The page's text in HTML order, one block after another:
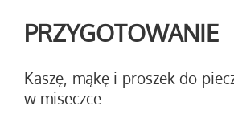
PRZYGOTOWANIE
Kaszę, mąkę i proszek do
w miseczce.